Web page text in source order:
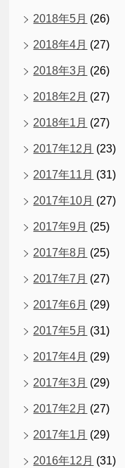
2018年5月 (26)
2018年4月 (27)
2018年3月 (26)
2018年2月 (27)
2018年1月 (27)
2017年12月 (23)
2017年11月 (31)
2017年10月 (27)
2017年9月 (25)
2017年8月 (25)
2017年7月 (27)
2017年6月 (29)
2017年5月 (31)
2017年4月 (29)
2017年3月 (29)
2017年2月 (27)
2017年1月 (29)
2016年12月 (31)